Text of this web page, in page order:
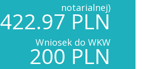
notarialnej)
422.97 PLN
Wniosek do WKW
200 PLN